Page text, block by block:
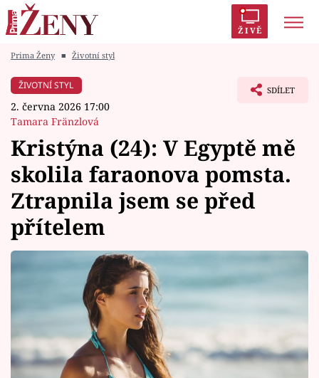
ŽIVĚ
Módní alarm
Témata
Celebrity
Vztahy
Horoskopy
Sledujte prima+
Prima Ženy ■ Životní styl
ŽIVOTNÍ STYL
2. června 2026 17:00
Tamara Fränzlová
SDÍLET
Kristýna (24): V Egyptě mě
skolila faraonova pomsta.
Ztrapnila jsem se před
přítelem